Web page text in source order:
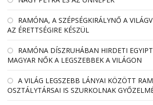
RAMÓNA, A SZÉPSÉGKIRÁLYNŐ A
AZ ÉRETTSÉGIRE KÉSZÜL
RAMÓNA DÍSZRUHÁBAN HIRDETI
MAGYAR NŐK A LEGSZEBBEK A VILÁGON
A VILÁG LEGSZEBB LÁNYAI KÖZÖTT
OSZTÁLYTÁRSAI IS SZURKOLNAK